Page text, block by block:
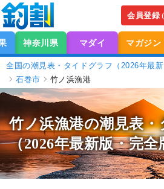
会員登録
神奈川県 マダイ マガジン
全国の潮見表・タイドグラフ（2026年最新
石巻市
竹ノ浜漁港
竹ノ浜漁港の潮見表・
（2026年最新版・完全